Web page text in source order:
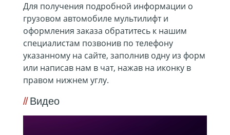
Для получения подробной информации о
грузовом автомобиле мультилифт и
оформления заказа обратитесь к нашим
специалистам позвонив по телефону
указанному на сайте, заполнив одну из форм
или написав нам в чат, нажав на иконку в
правом нижнем углу.
Видео